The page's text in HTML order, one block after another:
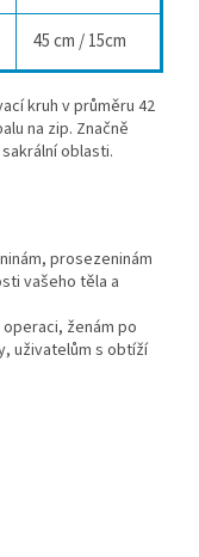
45 cm / 15cm
kruh v průměru 42
na zip. Značně
oblasti.
prosezeninám
vašeho těla a
ženám po
uživatelům s obtíží